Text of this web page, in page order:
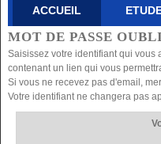
ACCUEIL
MOT DE PASSE
Saisissez votre identifiant qui vous
contenant un lien qui vous
Si vous ne recevez pas d'email,
Votre identifiant ne changera pas